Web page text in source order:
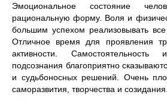
Эмоциональное состояние
рациональную форму. Воля и
большим успехом реализовывать
Отличное время для проявления
активности.
подсознания благоприятно
и судьбоносных решений. Очень
саморазвития, творчества и созидания.